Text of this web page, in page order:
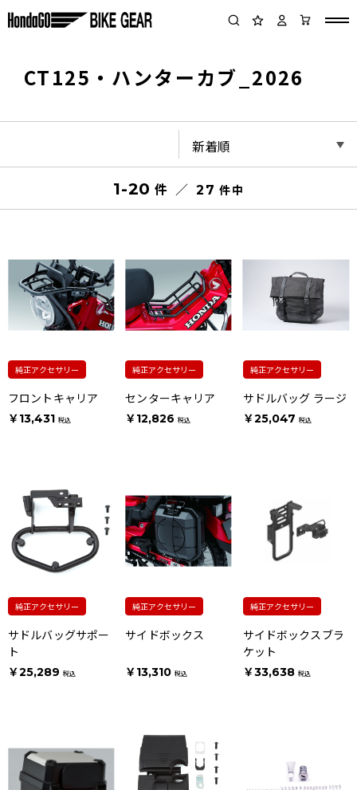
CT125・ハンターカブ_2026
1-20 件 27 件
純正アクセサリー
フロントキャリア
￥13,431 税込
純正アクセサリー
センターキャリア
￥12,826 税込
純正アクセサリー
サドルバッグ ラージ
￥25,047 税込
純正アクセサリー
サドルバッグサポー
ト
￥25,289 税込
純正アクセサリー
サイドボックス
￥13,310 税込
純正アクセサリー
サイドボックスブラ
ケット
￥33,638 税込